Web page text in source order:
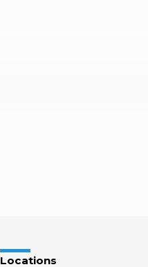
Locations